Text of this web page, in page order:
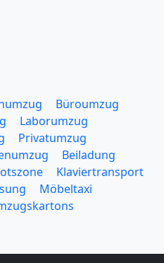
Büroumzug
Laborumzug
Privatumzug
Beiladung
Klaviertransport
Möbeltaxi